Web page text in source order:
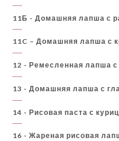
11Б - Домашняя лапша с
11C – Домашняя лапша с
12 - Ремесленная лапша с
13 - Домашняя лапша с
14 - Рисовая паста с
16 - Жареная рисовая